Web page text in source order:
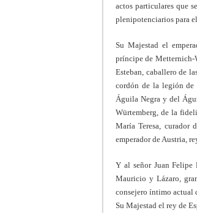
actos particulares que
plenipotenciarios para
Su Majestad el
príncipe de Metternich-
Esteban, caballero de
cordón de la legión de
Águila Negra y del
Würtemberg, de la
María Teresa, curador
emperador de Austria,
Y al señor Juan Felipe
Mauricio y Lázaro,
consejero íntimo actual
Su Majestad el rey de